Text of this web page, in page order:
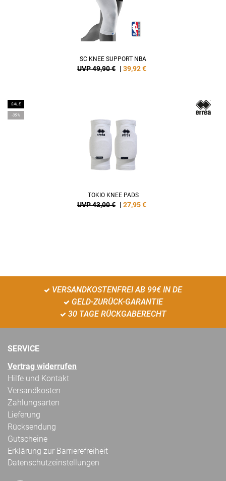
SC KNEE SUPPORT NBA
UVP 49,90 € | 39,92€
SALE
-35%
TOKIO KNEE PADS
UVP 43,00 € | 27,95€
VERSANDKOSTENFREI AB 99€ IN DE
GELD-ZURÜCK-GARANTIE
30 TAGE RÜCKGABERECHT
SERVICE
Vertrag widerrufen
Hilfe und Kontakt
Versandkosten
Zahlungsarten
Lieferung
Rücksendung
Gutscheine
Erklärung zur Barrierefreiheit
Datenschutzeinstellungen